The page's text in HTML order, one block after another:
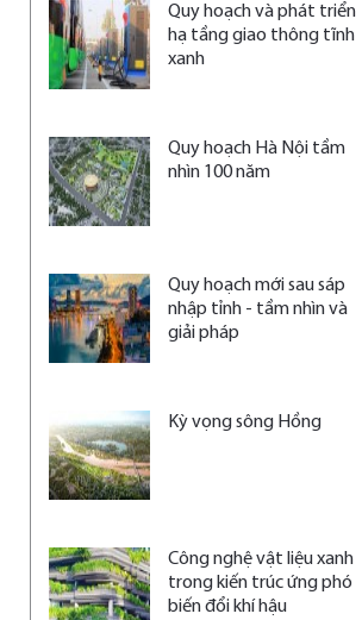
Quy hoạch và phát triển
hạ tầng giao thông tĩnh
xanh
Quy hoạch Hà Nội tầm
nhìn 100 năm
Quy hoạch mới sau sáp
nhập tỉnh - tầm nhìn và
giải pháp
Kỳ vọng sông Hồng
Công nghệ vật liệu xanh
trong kiến trúc ứng phó
biến đổi khí hậu